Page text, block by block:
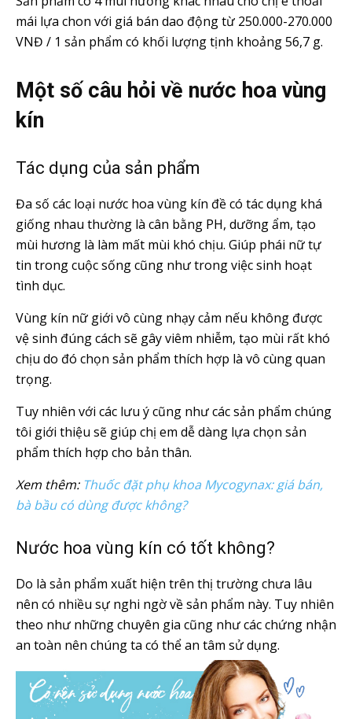
mái lựa chon với giá bán dao động từ 250.000-270.000
VNĐ / 1 sản phẩm có khối lượng tịnh khoảng 56,7 g.
Một số câu hỏi về nước hoa vùng
kín
Tác dụng của sản phẩm
Đa số các loại nước hoa vùng kín đề có tác dụng khá
giống nhau thường là cân bằng PH, dưỡng ẩm, tạo
mùi hương là làm mất mùi khó chịu. Giúp phái nữ tự
tin trong cuộc sống cũng như trong việc sinh hoạt
tình dục.
Vùng kín nữ giới vô cùng nhạy cảm nếu không được
vệ sinh đúng cách sẽ gây viêm nhiễm, tạo mùi rất khó
chịu do đó chọn sản phẩm thích hợp là vô cùng quan
trọng.
Tuy nhiên với các lưu ý cũng như các sản phẩm chúng
tôi giới thiệu sẽ giúp chị em dễ dàng lựa chọn sản
phẩm thích hợp cho bản thân.
Xem thêm: Thuốc đặt phụ khoa Mycogynax: giá bán,
bà bầu có dùng được không?
Nước hoa vùng kín có tốt không?
Do là sản phẩm xuất hiện trên thị trường chưa lâu
nên có nhiều sự nghi ngờ về sản phẩm này. Tuy nhiên
theo như những chuyên gia cũng như các chứng nhận
an toàn nên chúng ta có thể an tâm sử dụng.